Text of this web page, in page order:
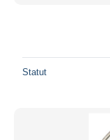
Statut